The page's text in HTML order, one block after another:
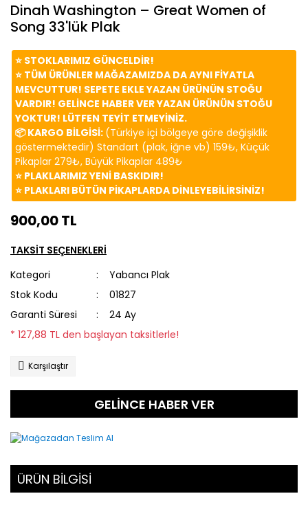
Dinah Washington – Great Women of
Song 33'lük Plak
⭐️ STOKLARIMIZ GÜNCELDİR!
⭐️ TÜM ÜRÜNLER MAĞAZAMIZDA DA AYNI FİYATLA
MEVCUTTUR! SEPETE EKLE YAZAN ÜRÜNÜN STOĞU
VARDIR! GELİNCE HABER VER YAZAN ÜRÜNÜN STOĞU
YOKTUR! LÜTFEN TEYİT ETMEYİNİZ.
📦 KARGO BİLGİSİ: (Türkiye içi bölgeye göre değişiklik
göstermektedir) Standart (plak, iğne vb) 159₺, Küçük
Pikaplar 279₺, Büyük Pikaplar 489₺
⭐️ PLAKLARIMIZ YENİ BASKIDIR!
⭐️ PLAKLARI BÜTÜN PİKAPLARDA DİNLEYEBİLİRSİNİZ!
900,00 TL
TAKSİT SEÇENEKLERİ
Kategori
Yabancı Plak
Stok Kodu
01827
Garanti Süresi
24 Ay
* 127,88 TL den başlayan taksitlerle!
Karşılaştır
GELİNCE HABER VER
ÜRÜN BİLGİSİ